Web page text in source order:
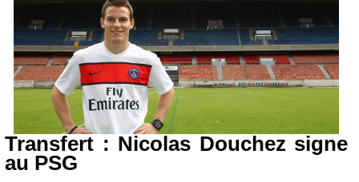
Transfert : Nicolas Douchez signe
au PSG